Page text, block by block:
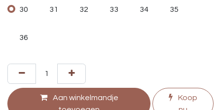
30 31 32 33 34 35
36
Aan winkelmandje
Koop